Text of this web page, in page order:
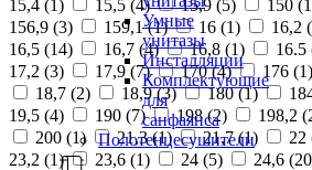
Умные
унитазы
Инсталляции
Комплектующие
для
санфаянса
Полотенцесушители
15,4 (1 ) 15,5 (4) 15,9 (5) 150 (1
156,9 (3) 159,1 (1) 16 (1) 16,2 (
16,5 (14) 16,7 (4) 16,8 (1) 16.5
17,2 (3) 17,9 (7) 170 (4) 176 (1)
18,7 (2) 18,9 (3) 180 (1)
19,5 (4) 190 (7) 198 (2) 198,2 (
200 (1) 21,3 (1) 21,7 (1) 22
23,2 (1) 23,6 (1) 24 (5) 24,6 (20